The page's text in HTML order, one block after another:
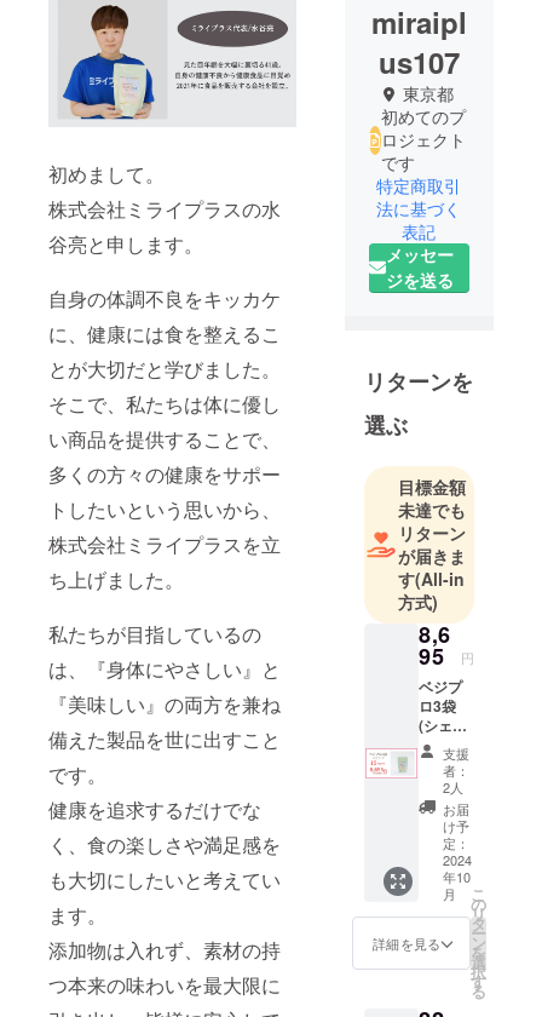
初めまして。
株式会社ミライプラスの水
谷亮と申します。
自身の体調不良をキッカケ
に、健康には食を整えるこ
とが大切だと学びました。
そこで、私たちは体に優し
い商品を提供することで、
多くの方々の健康をサポー
トしたいという思いから、
株式会社ミライプラスを立
ち上げました。
私たちが目指しているの
は、『身体にやさしい』と
『美味しい』の両方を兼ね
備えた製品を世に出すこと
です。
健康を追求するだけでな
く、食の楽しさや満足感を
も大切にしたいと考えてい
ます。
添加物は入れず、素材の持
つ本来の味わいを最大限に
miraipl
us107
東京都
初めてのプ
ロジェクト
です
特定商取引
法に基づく
表記
メッセー
ジを送る
リターンを
選ぶ
目標金額
未達でも
リターン
が届きま
す(All-in
方式)
8,6
95 円
ベジプ
ロ3袋
(シェイ
カー付)
200g×3
個 1袋
10日分
です。
販売予
定価格
10,230
円が
15%オ
フの
8,695円
で購入
支援
者：
2人
お届
け予
定：
2024
年10
月
詳細を見る
こ
の
リ
タ
ー
ン
を
選
択
す
る